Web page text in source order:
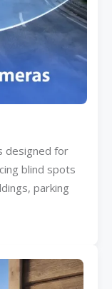
designed for
blind spots
parking